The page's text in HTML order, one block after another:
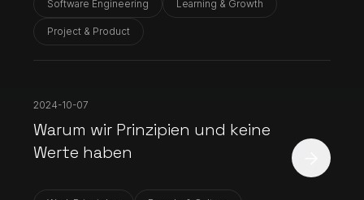
Software Engineering Learning & Growth
Project & Product
2024-10-07
Warum wir Prinzipien und keine
Werte haben